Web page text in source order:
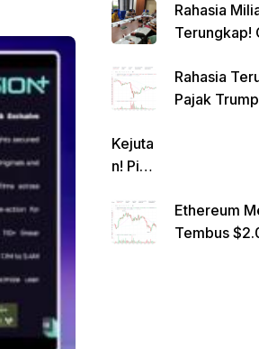
Rahasia
Terungkap!
Juta!
Rahasia
Pajak
Kejuta
n! Pi
rk
Gande
Ethereum
Tembus